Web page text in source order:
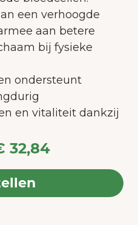
een verhoogde
aan betere
bij fysieke
ondersteunt
en vitaliteit dankzij
32,84